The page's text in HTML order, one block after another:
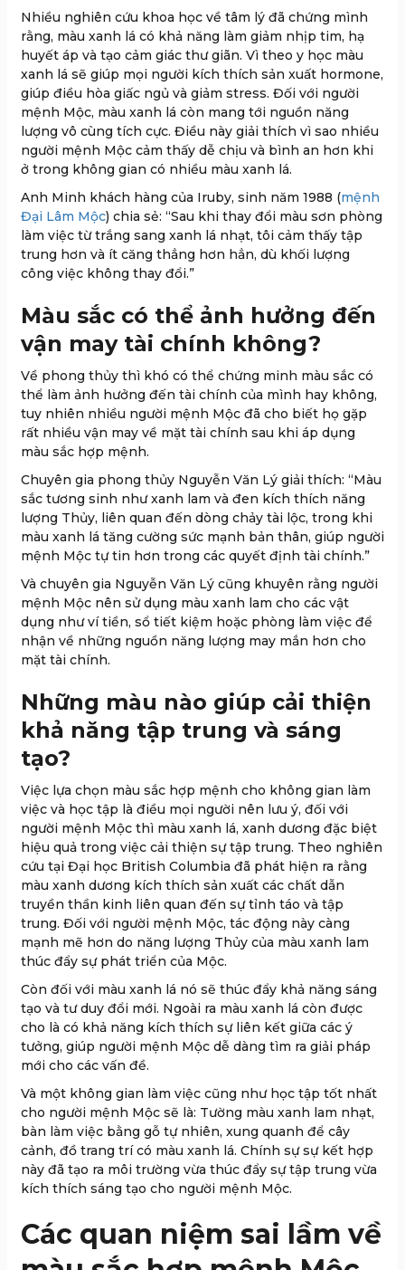
Nhiều nghiên cứu khoa học về tâm lý đã chứng mình
rằng, màu xanh lá có khả năng làm giảm nhịp tim, hạ
huyết áp và tạo cảm giác thư giãn. Vì theo y học màu
xanh lá sẽ giúp mọi người kích thích sản xuất hormone,
giúp điều hòa giấc ngủ và giảm stress. Đối với người
mệnh Mộc, màu xanh lá còn mang tới nguồn năng
lượng vô cùng tích cực. Điều này giải thích vì sao nhiều
người mệnh Mộc cảm thấy dễ chịu và bình an hơn khi
ở trong không gian có nhiều màu xanh lá.
Anh Minh khách hàng của Iruby, sinh năm 1988 (mệnh
Đại Lâm Mộc) chia sẻ: “Sau khi thay đổi màu sơn phòng
làm việc từ trắng sang xanh lá nhạt, tôi cảm thấy tập
trung hơn và ít căng thẳng hơn hẳn, dù khối lượng
công việc không thay đổi.”
Màu sắc có thể ảnh hưởng đến
vận may tài chính không?
Về phong thủy thì khó có thể chứng minh màu sắc có
thể làm ảnh hưởng đến tài chính của mình hay không,
tuy nhiên nhiều người mệnh Mộc đã cho biết họ gặp
rất nhiều vận may về mặt tài chính sau khi áp dụng
màu sắc hợp mệnh.
Chuyên gia phong thủy Nguyễn Văn Lý giải thích: “Màu
sắc tương sinh như xanh lam và đen kích thích năng
lượng Thủy, liên quan đến dòng chảy tài lộc, trong khi
màu xanh lá tăng cường sức mạnh bản thân, giúp người
mệnh Mộc tự tin hơn trong các quyết định tài chính.”
Và chuyên gia Nguyễn Văn Lý cũng khuyên rằng người
mệnh Mộc nên sử dụng màu xanh lam cho các vật
dụng như ví tiền, sổ tiết kiệm hoặc phòng làm việc để
nhận về những nguồn năng lượng may mắn hơn cho
mặt tài chính.
Những màu nào giúp cải thiện
khả năng tập trung và sáng
tạo?
Việc lựa chọn màu sắc hợp mệnh cho không gian làm
việc và học tập là điều mọi người nên lưu ý, đối với
người mệnh Mộc thì màu xanh lá, xanh dương đặc biệt
hiệu quả trong việc cải thiện sự tập trung. Theo nghiên
cứu tại Đại học British Columbia đã phát hiện ra rằng
màu xanh dương kích thích sản xuất các chất dẫn
truyền thần kinh liên quan đến sự tỉnh táo và tập
trung. Đối với người mệnh Mộc, tác động này càng
mạnh mẽ hơn do năng lượng Thủy của màu xanh lam
thúc đẩy sự phát triển của Mộc.
Còn đối với màu xanh lá nó sẽ thúc đẩy khả năng sáng
tạo và tư duy đổi mới. Ngoài ra màu xanh lá còn được
cho là có khả năng kích thích sự liên kết giữa các ý
tưởng, giúp người mệnh Mộc dễ dàng tìm ra giải pháp
mới cho các vấn đề.
Và một không gian làm việc cũng như học tập tốt nhất
cho người mệnh Mộc sẽ là: Tường màu xanh lam nhạt,
bàn làm việc bằng gỗ tự nhiên, xung quanh để cây
cảnh, đồ trang trí có màu xanh lá. Chính sự sự kết hợp
này đã tạo ra môi trường vừa thúc đẩy sự tập trung vừa
kích thích sáng tạo cho người mệnh Mộc.
Các quan niệm sai lầm về